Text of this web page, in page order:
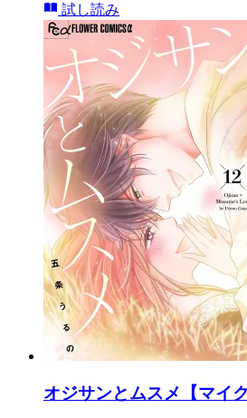
試し読み
オジサンとムスメ【マイ